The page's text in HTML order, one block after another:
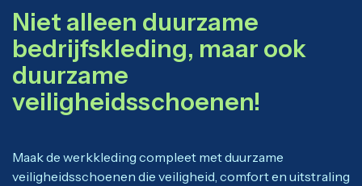
Niet alleen duurzame
bedrijfskleding, maar ook
duurzame
veiligheidsschoenen!
Maak de werkkleding compleet met duurzame
veiligheidsschoenen die veiligheid, comfort en uitstraling